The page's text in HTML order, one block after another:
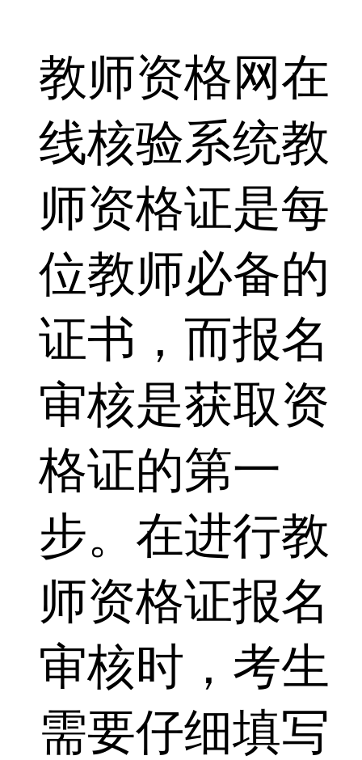
教师资格网在
线核验系统教
师资格证是每
位教师必备的
证书，而报名
审核是获取资
格证的第一
步。在进行教
师资格证报名
审核时，考生
需要仔细填写